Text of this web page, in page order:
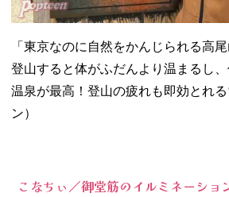
「東京なのに自然をかんじられる高
登山すると体がふだんより温まるし
温泉が最高！登山の疲れも即効とれ
ン）
こなちぃ／御堂筋のイルミネーショ